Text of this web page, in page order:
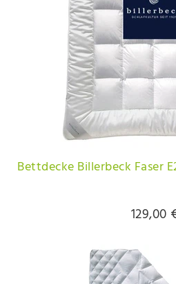
Bettdecke Billerbeck Faser
129,00